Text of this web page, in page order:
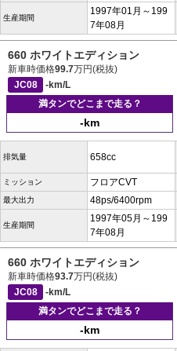
生産期間
1997年01月～199
7年08月
660 ホワイトエディション
新車時価格99.7万円(税抜)
JC08
-km/L
満タンでどこまで走る？
-km
排気量 658cc
ミッション フロアCVT
最大出力 48ps/6400rpm
生産期間
1997年05月～199
7年08月
660 ホワイトエディション
新車時価格93.7万円(税抜)
JC08
-km/L
満タンでどこまで走る？
-km